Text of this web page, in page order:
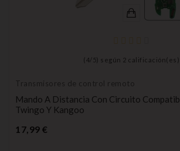
( 4/ 5) según 2 calificación(es)
Transmisores de control remoto
Mando A Distancia Con Circuito
Twingo Y Kangoo
17,99 €